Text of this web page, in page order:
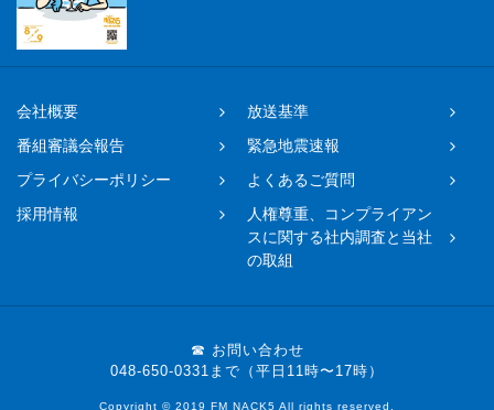
会社概要
放送基準
番組審議会報告
緊急地震速報
プライバシーポリシー
よくあるご質問
採用情報
人権尊重、コンプライアン
スに関する社内調査と当社
の取組
☎ お問い合わせ
048-650-0331まで（平日11時〜17時）
Copyright © 2019 FM NACK5 All rights reserved.